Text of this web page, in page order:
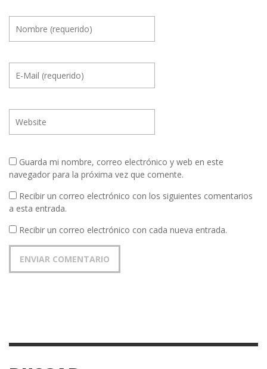
Guarda mi nombre, correo electrónico y web en este
navegador para la próxima vez que comente.
Recibir un correo electrónico con los siguientes comentarios
a esta entrada.
Recibir un correo electrónico con cada nueva entrada.